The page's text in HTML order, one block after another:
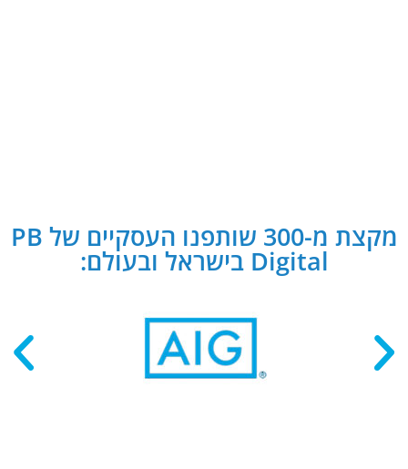
מקצת מ-300 שותפנו העסקיים של PB
Digital בישראל ובעולם: